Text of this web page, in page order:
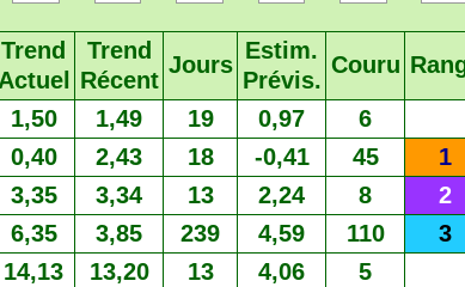
Trend
Actuel
Trend
Récent
Jours
Estim.
Prévis.
Couru
1,50 1,49 19 0,97 6
0,40 2,43 18 -0,41 45 1
3,35 3,34 13 2,24 8 2
6,35 3,85 239 4,59 110 3
14,13 13,20 13 4,06 5